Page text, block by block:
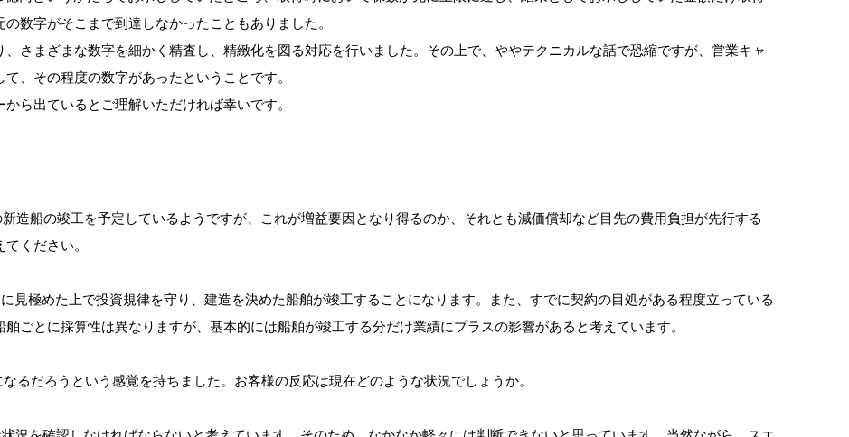
数字がそこまで到達しなかったこともありました。
さまざまな数字を細かく精査し、精緻化を図る対応を行いました。その上で、ややテクニカルな話で恐縮ですが、営業キャ
、その程度の数字があったということです。
ら出ているとご理解いただければ幸いです。
造船の竣工を予定しているようですが、これが増益要因となり得るのか、それとも減価償却など目先の費用負担が先行する
ください。
見極めた上で投資規律を守り、建造を決めた船舶が竣工することになります。また、すでに契約の目処がある程度立っている
ごとに採算性は異なりますが、基本的には船舶が竣工する分だけ業績にプラスの影響があると考えています。
るだろうという感覚を持ちました。お客様の反応は現在どのような状況でしょうか。